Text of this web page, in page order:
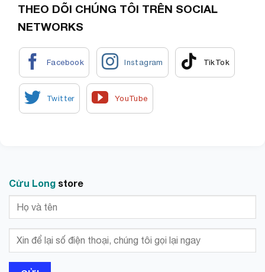
THEO DÕI CHÚNG TÔI TRÊN SOCIAL
NETWORKS
Cửu Long store